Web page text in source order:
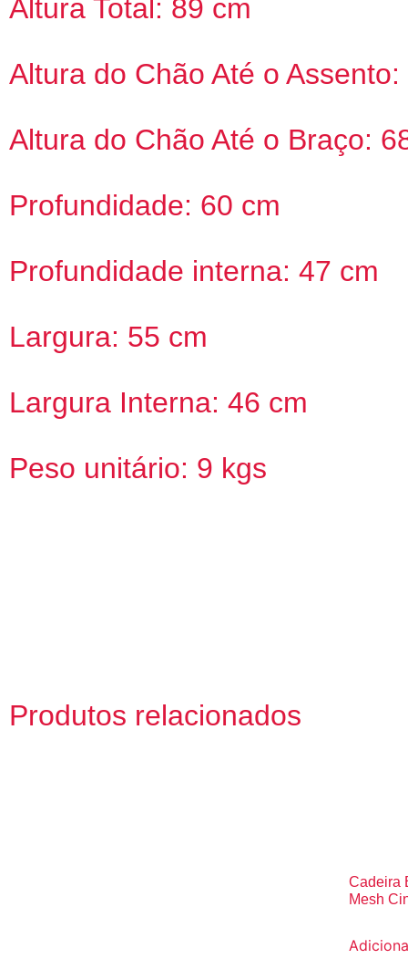
Altura Total: 89 cm
Altura do Chão Até o Assento:
Altura do Chão Até o Braço:
Profundidade: 60 cm
Profundidade interna: 47 cm
Largura: 55 cm
Largura Interna: 46 cm
Peso unitário: 9 kgs
Produtos relacionados
Cadeira
Mesh